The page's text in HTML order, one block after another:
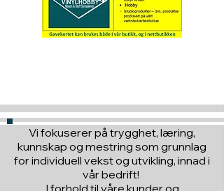
Vi fokuserer på trygghet, læring,
kunnskap og mestring som grunnlag
for individuell vekst og utvikling, innad i
vår bedrift!